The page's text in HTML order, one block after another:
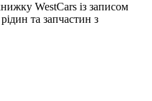
WestCars із записом
та запчастин з